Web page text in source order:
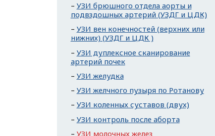
УЗИ брюшного отдела аорты и
подвздошных артерий (УЗДГ и ЦДК)
УЗИ вен конечностей (верхних или
нижних) (УЗДГ и ЦДК )
УЗИ дуплексное сканирование
артерий почек
УЗИ желудка
УЗИ желчного пузыря по Ротанову
УЗИ коленных суставов (двух)
УЗИ контроль после аборта
УЗИ молочных желез